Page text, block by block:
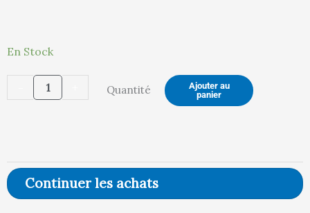
558,00 €.
En Stock
quantité
Quantité
Ajouter au
panier
Continuer les achats